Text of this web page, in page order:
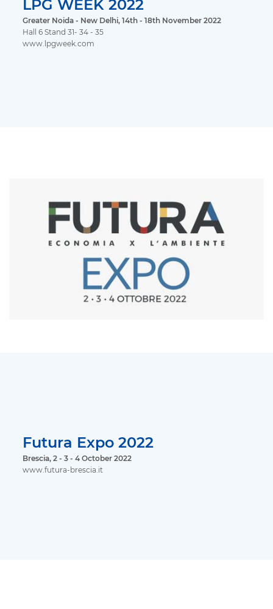
LPG WEEK 2022
Greater Noida - New Delhi, 14th - 18th November 2022
Hall 6 Stand 31- 34 - 35
www.lpgweek.com
Futura Expo 2022
Brescia, 2 - 3 - 4 October 2022
www.futura-brescia.it